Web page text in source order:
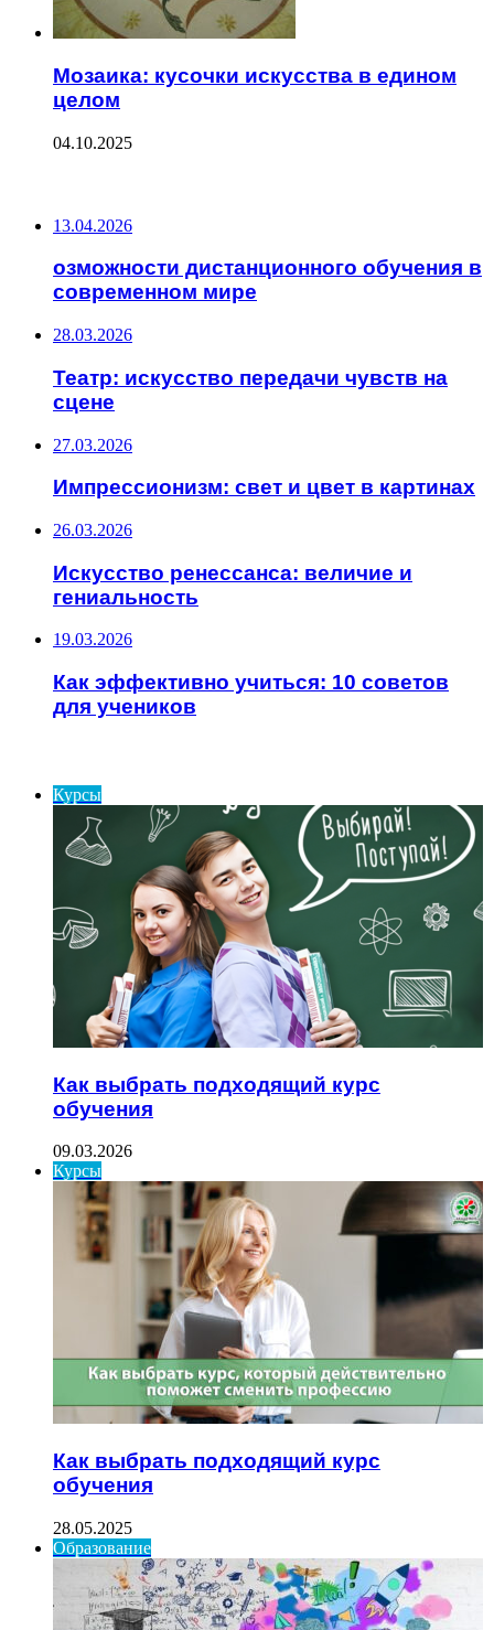
Мозаика: кусочки искусства в едином
целом
04.10.2025
13.04.2026
озможности дистанционного обучения в
современном мире
28.03.2026
Театр: искусство передачи чувств на
сцене
27.03.2026
Импрессионизм: свет и цвет в картинах
26.03.2026
Искусство ренессанса: величие и
гениальность
19.03.2026
Как эффективно учиться: 10 советов
для учеников
Курсы
Как выбрать подходящий курс
обучения
09.03.2026
Курсы
Как выбрать подходящий курс
обучения
28.05.2025
Образование